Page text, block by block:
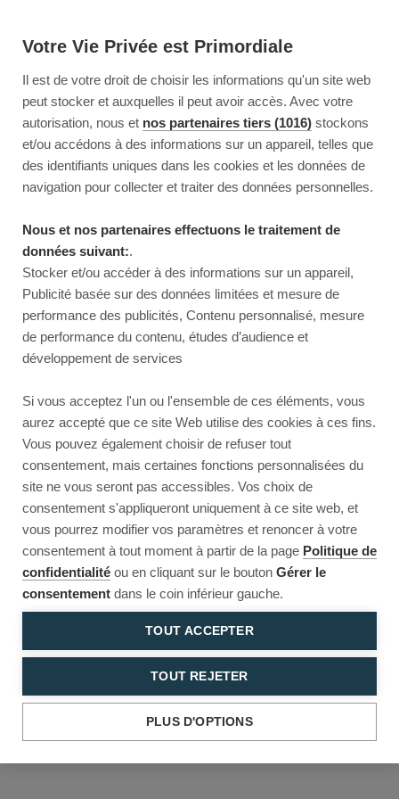
Votre Vie Privée est Primordiale
Il est de votre droit de choisir les informations qu'un site web
peut stocker et auxquelles il peut avoir accès. Avec votre
autorisation, nous et nos partenaires tiers (1016) stockons
et/ou accédons à des informations sur un appareil, telles que
des identifiants uniques dans les cookies et les données de
navigation pour collecter et traiter des données personnelles.
Nous et nos partenaires effectuons le traitement de
données suivant:.
Stocker et/ou accéder à des informations sur un appareil,
Publicité basée sur des données limitées et mesure de
performance des publicités, Contenu personnalisé, mesure
de performance du contenu, études d’audience et
développement de services
Si vous acceptez l'un ou l'ensemble de ces éléments, vous
aurez accepté que ce site Web utilise des cookies à ces fins.
Vous pouvez également choisir de refuser tout
consentement, mais certaines fonctions personnalisées du
site ne vous seront pas accessibles. Vos choix de
consentement s'appliqueront uniquement à ce site web, et
vous pourrez modifier vos paramètres et renoncer à votre
consentement à tout moment à partir de la page Politique de
confidentialité ou en cliquant sur le bouton Gérer le
consentement dans le coin inférieur gauche.
TOUT ACCEPTER
TOUT REJETER
PLUS D'OPTIONS
Reload to try again, or go back.
Reload Back